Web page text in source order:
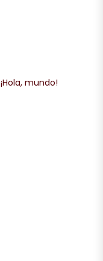
¡Hola, mundo!